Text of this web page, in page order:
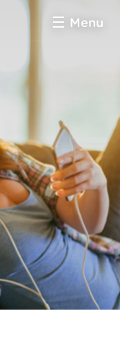
Menu